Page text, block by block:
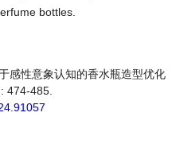
bottles.
感性意象认知的香水瓶造型优化
474-485.